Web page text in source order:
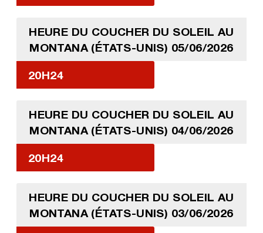
HEURE DU COUCHER DU SOLEIL AU
MONTANA (ÉTATS-UNIS) 05/06/2026
20H24
HEURE DU COUCHER DU SOLEIL AU
MONTANA (ÉTATS-UNIS) 04/06/2026
20H24
HEURE DU COUCHER DU SOLEIL AU
MONTANA (ÉTATS-UNIS) 03/06/2026